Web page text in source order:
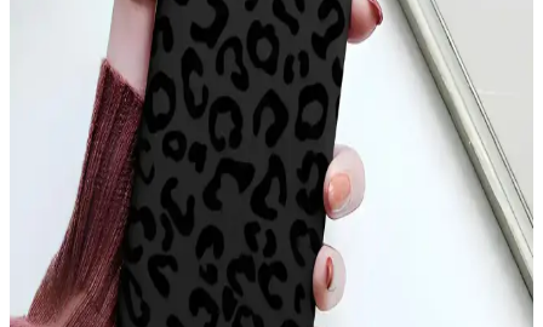
Parlak altın detaylar ve dayanıklı silikon malzeme ile Xiaomi Mi 11
Ultra'nızı şık ve güvenle koruyan kılıf, çeşitli renk seçenekleriyle
tarzınıza uygun alternatifler sunar.
Apple iPhone 11 Pro Max için şık ve dayanıklı TPU
malzemeden koruyucu kılıf
Şeffaf ve renkli tasarımıyla dikkat çeken Case 4U Omega Kapak,
dayanıklı TPU malzemeden üretilmiş olup, telefonunuzu estetik ve
fonksiyonellik açısından üstün seviyede korur.
iPhone 17 Pro Max Arka Yüzeyindeki Çizgilerin
Nedenleri ve Çözüm Yolları